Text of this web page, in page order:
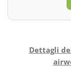
Dettagli